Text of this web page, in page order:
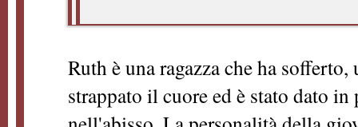
Ruth è una ragazza che ha
strappato il cuore ed è stato dato